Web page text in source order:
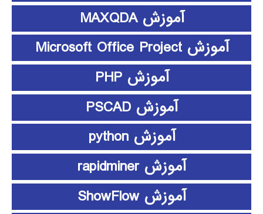
آموزش MAXQDA
آموزش Microsoft Office Project
آموزش PHP
آموزش PSCAD
آموزش python
آموزش rapidminer
آموزش ShowFlow